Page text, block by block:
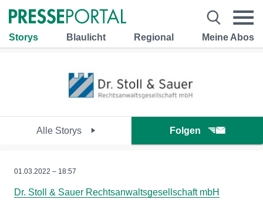
Storys Blaulicht Regional Meine Abos
Alle Storys Folgen
01.03.2022 – 18:57
Dr. Stoll & Sauer Rechtsanwaltsgesellschaft mbH